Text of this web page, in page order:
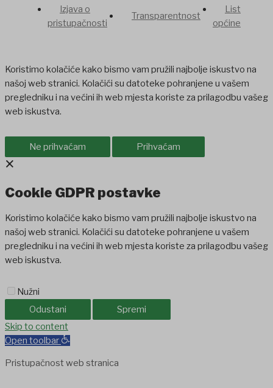
Izjava o
pristupačnosti
Transparentnost
List
općine
Koristimo kolačiće kako bismo vam pružili najbolje iskustvo na
našoj web stranici. Kolačići su datoteke pohranjene u vašem
pregledniku i na većini ih web mjesta koriste za prilagodbu vašeg
web iskustva.
Ne prihvaćam Prihvaćam
×
Cookie GDPR postavke
Koristimo kolačiće kako bismo vam pružili najbolje iskustvo na
našoj web stranici. Kolačići su datoteke pohranjene u vašem
pregledniku i na većini ih web mjesta koriste za prilagodbu vašeg
web iskustva.
Nužni
Odustani
Spremi
Skip to content
Open toolbar
Pristupačnost web stranica